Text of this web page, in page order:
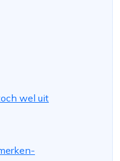
wel uit